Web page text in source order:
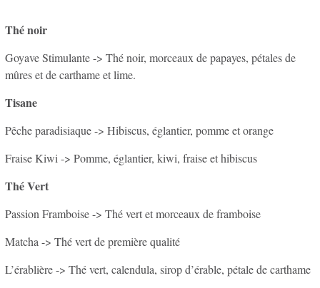
Thé noir
Goyave Stimulante -> Thé noir, morceaux de papayes, pétales de
mûres et de carthame et lime.
Tisane
Pêche paradisiaque -> Hibiscus, églantier, pomme et orange
Fraise Kiwi -> Pomme, églantier, kiwi, fraise et hibiscus
Thé Vert
Passion Framboise -> Thé vert et morceaux de framboise
Matcha -> Thé vert de première qualité
L’érablière -> Thé vert, calendula, sirop d’érable, pétale de carthame